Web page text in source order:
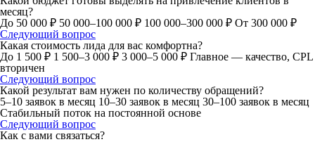
месяц?
До 50 000 ₽ 50 000–100 000 ₽ 100 000–300 000 ₽ От 300 000 ₽
Следующий вопрос
Какая стоимость лида для вас комфортна?
До 1 500 ₽ 1 500–3 000 ₽ 3 000–5 000 ₽ Главное — качество, CPL
вторичен
Следующий вопрос
Какой результат вам нужен по количеству обращений?
5–10 заявок в месяц 10–30 заявок в месяц 30–100 заявок в месяц
Стабильный поток на постоянной основе
Следующий вопрос
Как с вами связаться?